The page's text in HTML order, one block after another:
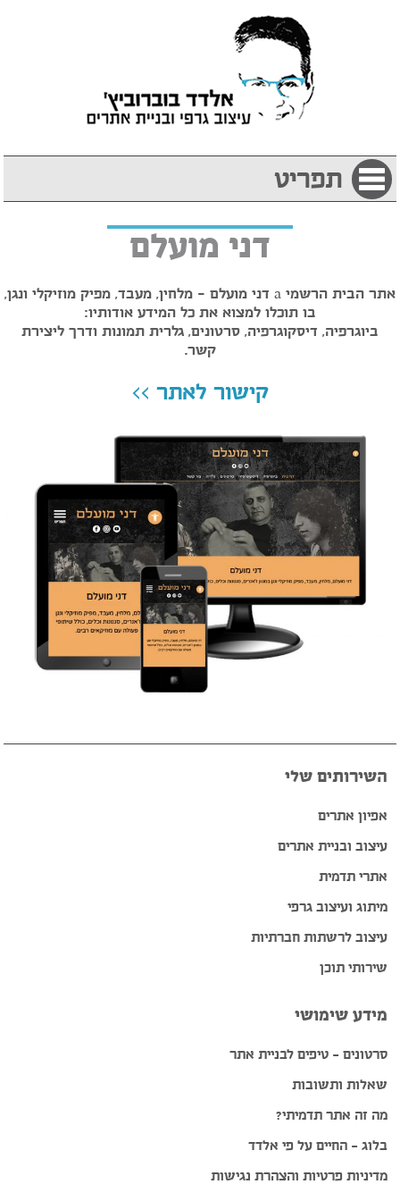
תפריט
דני מועלם
אתר הבית הרשמי a דני מועלם – מלחין, מעבד, מפיק מוזיקלי ונגן,
בו תוכלו למצוא את כל המידע אודותיו:
ביוגרפיה, דיסקוגרפיה, סרטונים, גלרית תמונות ודרך ליצירת
קשר.
קישור לאתר >>
השירותים שלי
אפיון אתרים
עיצוב ובניית אתרים
אתרי תדמית
מיתוג ועיצוב גרפי
עיצוב לרשתות חברתיות
שירותי תוכן
מידע שימושי
סרטונים – טיפים לבניית אתר
שאלות ותשובות
מה זה אתר תדמיתי?
בלוג – החיים על פי אלדד
מדיניות פרטיות והצהרת נגישות